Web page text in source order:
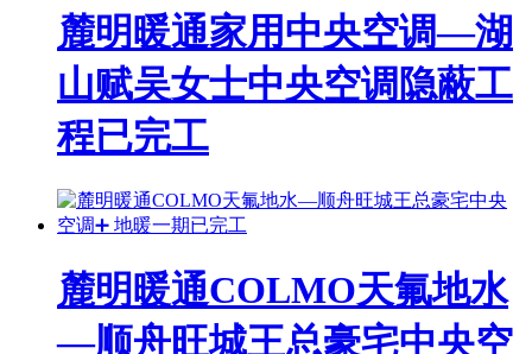
麓明暖通家用中央空调—湖
山赋吴女士中央空调隐蔽工
程已完工
麓明暖通COLMO天氟地水
—顺舟旺城王总豪宅中央空